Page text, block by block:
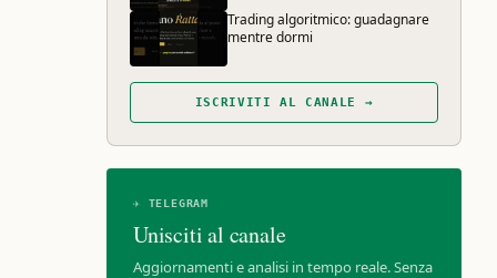
Trading algoritmico: guadagnare
mentre dormi
ISCRIVITI AL CANALE →
✈ TELEGRAM
Unisciti al canale
Aggiornamenti e analisi in tempo reale. Senza